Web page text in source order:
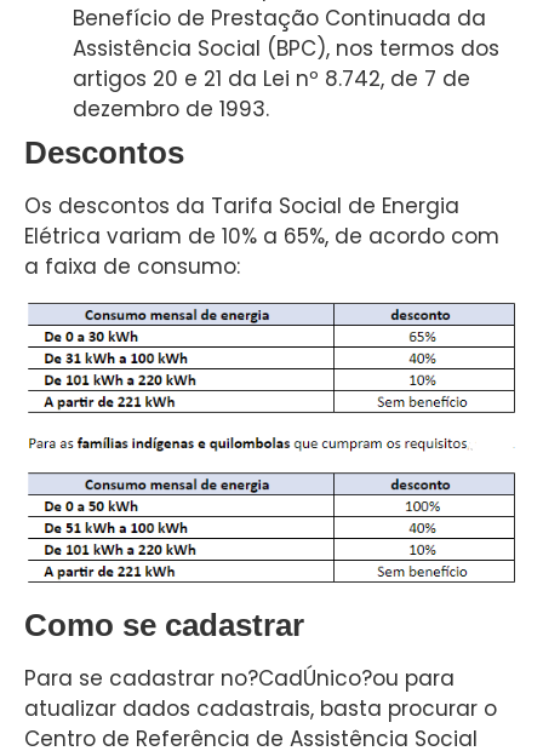
Benefício de Prestação Continuada da
Assistência Social (BPC), nos termos dos
artigos 20 e 21 da Lei nº 8.742, de 7 de
dezembro de 1993.
Descontos
Os descontos da Tarifa Social de Energia
Elétrica variam de 10% a 65%, de acordo com
a faixa de consumo:
Como se cadastrar
Para se cadastrar no?CadÚnico?ou para
atualizar dados cadastrais, basta procurar o
Centro de Referência de Assistência Social